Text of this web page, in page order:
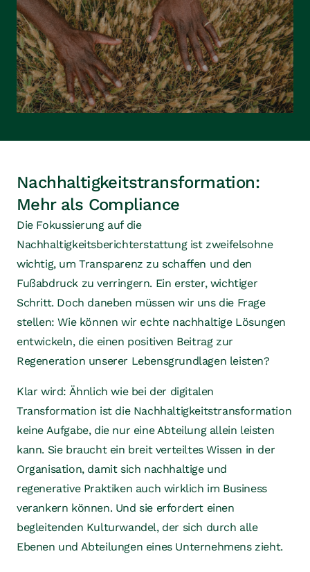
Nachhaltigkeitstransformation:
Mehr als Compliance
Die Fokussierung auf die
Nachhaltigkeitsberichterstattung ist zweifelsohne
wichtig, um Transparenz zu schaffen und den
Fußabdruck zu verringern. Ein erster, wichtiger
Schritt. Doch daneben müssen wir uns die Frage
stellen: Wie können wir echte nachhaltige Lösungen
entwickeln, die einen positiven Beitrag zur
Regeneration unserer Lebensgrundlagen leisten?
Klar wird: Ähnlich wie bei der digitalen
Transformation ist die Nachhaltigkeitstransformation
keine Aufgabe, die nur eine Abteilung allein leisten
kann. Sie braucht ein breit verteiltes Wissen in der
Organisation, damit sich nachhaltige und
regenerative Praktiken auch wirklich im Business
verankern können. Und sie erfordert einen
begleitenden Kulturwandel, der sich durch alle
Ebenen und Abteilungen eines Unternehmens zieht.